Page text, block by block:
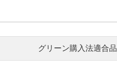
グリーン購入法適合品